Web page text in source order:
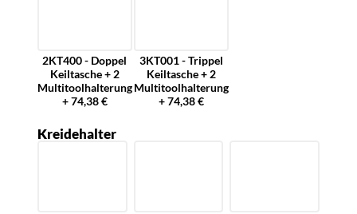
2KT400 - Doppel
Keiltasche + 2
Multitoolhalterung
+ 74,38 €
3KT001 - Trippel
Keiltasche + 2
Multitoolhalterung
+ 74,38 €
Kreidehalter